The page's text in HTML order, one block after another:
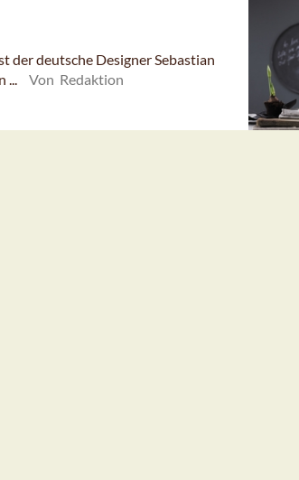
der deutsche Designer Sebastian
...
Von Redaktion